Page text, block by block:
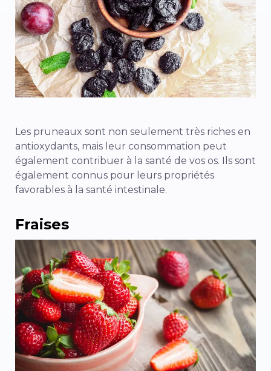
Les pruneaux sont non seulement très riches en
antioxydants, mais leur consommation peut
également contribuer à la santé de vos os. Ils sont
également connus pour leurs propriétés
favorables à la santé intestinale.
Fraises